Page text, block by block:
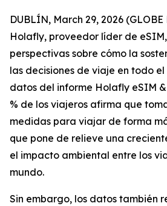
DUBLÍN, March 29, 2026
Holafly, proveedor líder de
perspectivas sobre cómo la
las decisiones de viaje en todo el
datos del informe Holafly eSIM
% de los viajeros afirma que
medidas para viajar de forma
que pone de relieve una
el impacto ambiental entre los
mundo.
Sin embargo, los datos también